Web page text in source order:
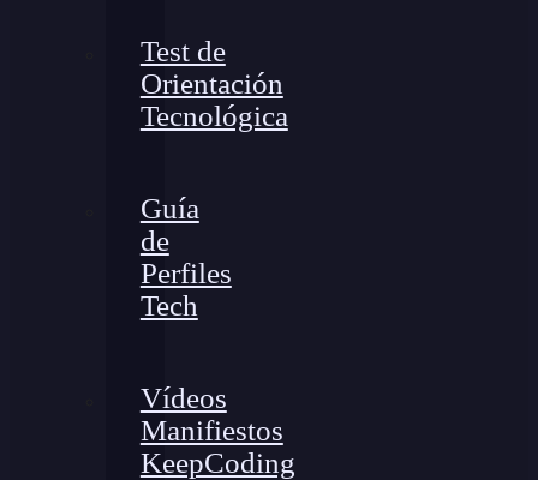
Test de
Orientación
Tecnológica
Guía
de
Perfiles
Tech
Vídeos
Manifiestos
KeepCoding